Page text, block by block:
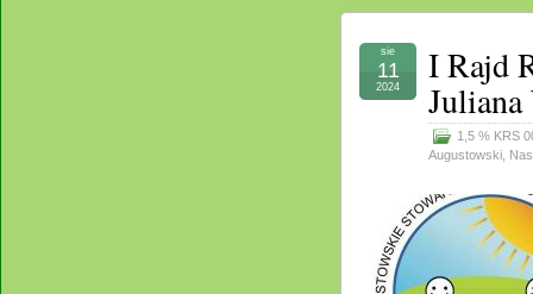
I Rajd
Juliana
1,5 % KRS
Augustowski
sie
11
2024